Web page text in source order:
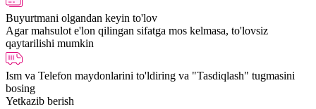
Buyurtmani olgandan keyin to'lov
Agar mahsulot e'lon qilingan sifatga mos kelmasa, to'lovsiz
qaytarilishi mumkin
Ism va Telefon maydonlarini to'ldiring va "Tasdiqlash" tugmasini
bosing
Yetkazib berish